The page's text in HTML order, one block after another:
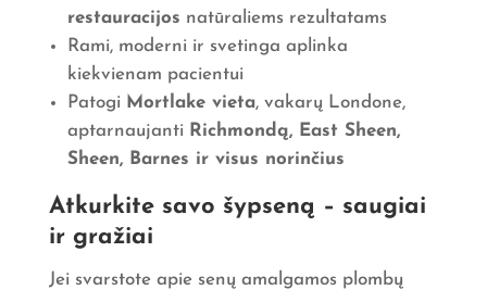
restauracijos natūraliems rezultatams
Rami, moderni ir svetinga aplinka
kiekvienam pacientui
Patogi Mortlake vieta, vakarų Londone,
aptarnaujanti Richmondą, East Sheen,
Sheen, Barnes ir visus norinčius
Atkurkite savo šypseną – saugiai
ir gražiai
Jei svarstote apie senų amalgamos plombų